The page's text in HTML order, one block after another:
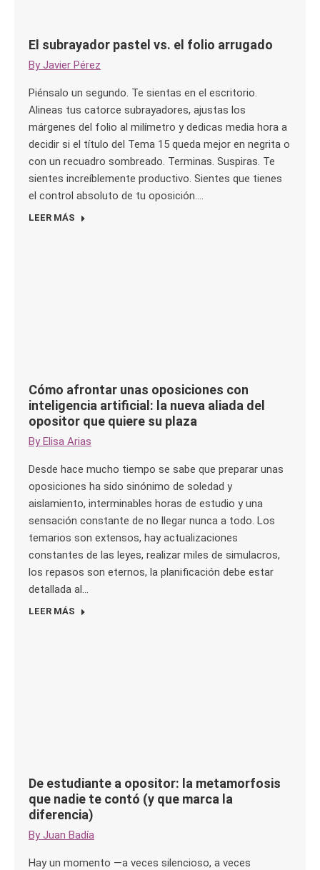
El subrayador pastel vs. el folio arrugado
ByJavier Pérez
Piénsalo un segundo. Te sientas en el escritorio.
Alineas tus catorce subrayadores, ajustas los
márgenes del folio al milímetro y dedicas media hora a
decidir si el título del Tema 15 queda mejor en negrita o
con un recuadro sombreado. Terminas. Suspiras. Te
sientes increíblemente productivo. Sientes que tienes
el control absoluto de tu oposición.…
LEER MÁS
Cómo afrontar unas oposiciones con
inteligencia artificial: la nueva aliada del
opositor que quiere su plaza
ByElisa Arias
Desde hace mucho tiempo se sabe que preparar unas
oposiciones ha sido sinónimo de soledad y
aislamiento, interminables horas de estudio y una
sensación constante de no llegar nunca a todo. Los
temarios son extensos, hay actualizaciones
constantes de las leyes, realizar miles de simulacros,
los repasos son eternos, la planificación debe estar
detallada al…
LEER MÁS
De estudiante a opositor: la metamorfosis
que nadie te contó (y que marca la
diferencia)
ByJuan Badía
Hay un momento —a veces silencioso, a veces